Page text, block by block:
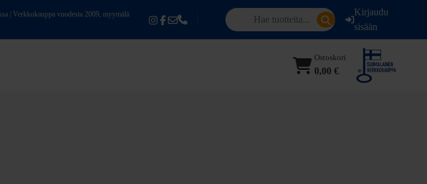
| Verkkokauppa vuodesta 2009, myymälä
Kirjaudu
sisään
Ostoskori
0,00 €